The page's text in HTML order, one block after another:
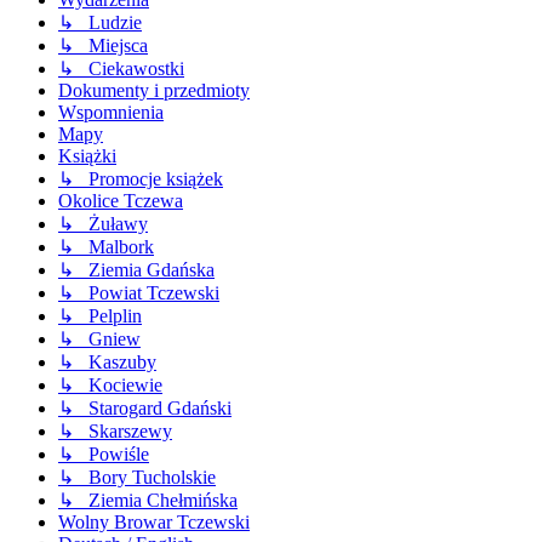
↳ Ludzie
↳ Miejsca
↳ Ciekawostki
Dokumenty i przedmioty
Wspomnienia
Mapy
Książki
↳ Promocje książek
Okolice Tczewa
↳ Żuławy
↳ Malbork
↳ Ziemia Gdańska
↳ Powiat Tczewski
↳ Pelplin
↳ Gniew
↳ Kaszuby
↳ Kociewie
↳ Starogard Gdański
↳ Skarszewy
↳ Powiśle
↳ Bory Tucholskie
↳ Ziemia Chełmińska
Wolny Browar Tczewski